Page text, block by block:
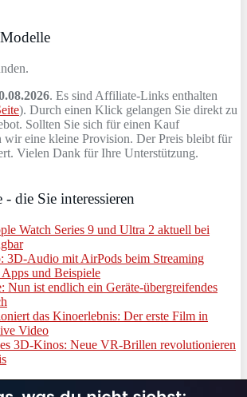
. Es sind Affiliate-Links enthalten
). Durch einen Klick gelangen Sie direkt zu
Sollten Sie sich für einen Kauf
wir eine kleine Provision. Der Preis bleibt für
Vielen Dank für Ihre Unterstützung.
die Sie interessieren
Watch Series 9 und Ultra 2 aktuell bei
3D-Audio mit AirPods beim Streaming
und Beispiele
Nun ist endlich ein Geräte-übergreifendes
das Kinoerlebnis: Der erste Film in
Video
3D-Kinos: Neue VR-Brillen revolutionieren